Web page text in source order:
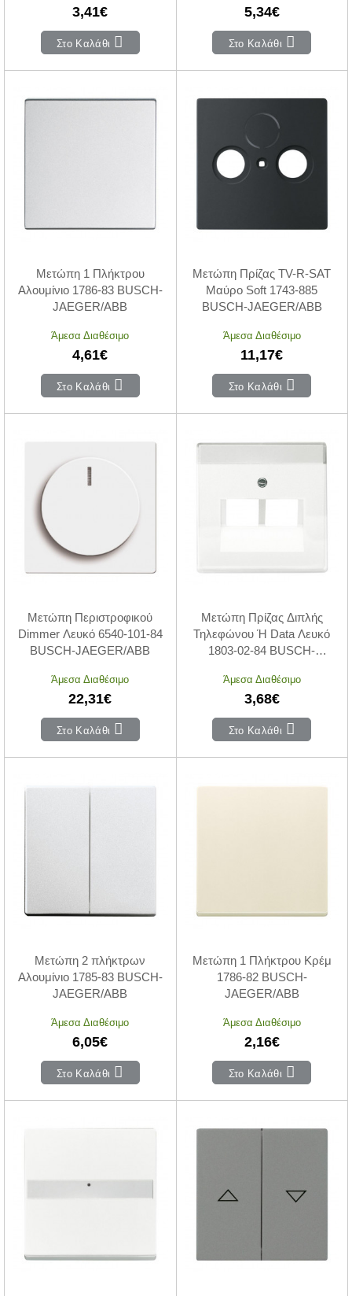
3,41€
Στο Καλάθι
5,34€
Στο Καλάθι
Μετώπη 1 Πλήκτρου
Αλουμίνιο 1786-83 BUSCH-
JAEGER/ABB
Άμεσα Διαθέσιμο
4,61€
Στο Καλάθι
Μετώπη Πρίζας TV-R-SAT
Μαύρο Soft 1743-885
BUSCH-JAEGER/ABB
Άμεσα Διαθέσιμο
11,17€
Στο Καλάθι
Μετώπη Περιστροφικού
Dimmer Λευκό 6540-101-84
BUSCH-JAEGER/ABB
Άμεσα Διαθέσιμο
22,31€
Στο Καλάθι
Μετώπη Πρίζας Διπλής
Τηλεφώνου Ή Data Λευκό
1803-02-84 BUSCH-
Άμεσα Διαθέσιμο
3,68€
Στο Καλάθι
Μετώπη 2 πλήκτρων
Αλουμίνιο 1785-83 BUSCH-
JAEGER/ABB
Άμεσα Διαθέσιμο
6,05€
Στο Καλάθι
Μετώπη 1 Πλήκτρου Κρέμ
1786-82 BUSCH-
JAEGER/ABB
Άμεσα Διαθέσιμο
2,16€
Στο Καλάθι